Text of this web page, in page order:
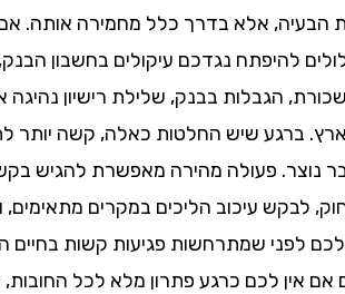
אלא בדרך כלל מחמירה אותה. אם לא
להיפתח נגדכם עיקולים בחשבון הבנק,
הגבלות בבנק, שלילת רישיון נהיגה או
שיש החלטות כאלה, קשה יותר לתקן
פעולה מהירה מאפשרת להגיש בקשות
עיכוב הליכים במקרים מתאימים,
שמתרחשות פגיעות קשות בחיים
לכם כרגע פתרון מלא לכל החובות, עצם